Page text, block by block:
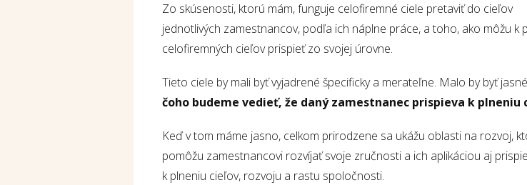
Zo skúsenosti, ktorú mám, funguje celofiremné ciele pretaviť do cieľov
jednotlivých zamestnancov, podľa ich náplne práce, a toho, ako môžu k
celofiremných cieľov prispieť zo svojej úrovne.
Tieto ciele by mali byť vyjadrené špecificky a merateľne. Malo by byť
čoho budeme vedieť, že daný zamestnanec prispieva k plneniu
Keď v tom máme jasno, celkom prirodzene sa ukážu oblasti na rozvoj,
pomôžu zamestnancovi rozvíjať svoje zručnosti a ich aplikáciou aj
k plneniu cieľov, rozvoju a rastu spoločnosti.